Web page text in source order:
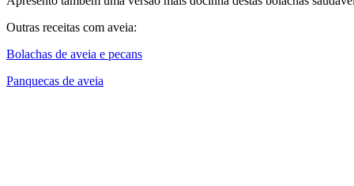
Outras receitas com aveia:
Bolachas de aveia e pecans
Panquecas de aveia